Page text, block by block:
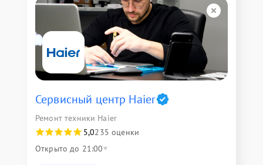
Сервисный центр Haier
Ремонт техники Haier
5,0235 оценки
Открыто до 21:00